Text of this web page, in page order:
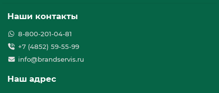
Наши контакты
8-800-201-04-81
+7 (4852) 59-55-99
info@brandservis.ru
Наш адрес